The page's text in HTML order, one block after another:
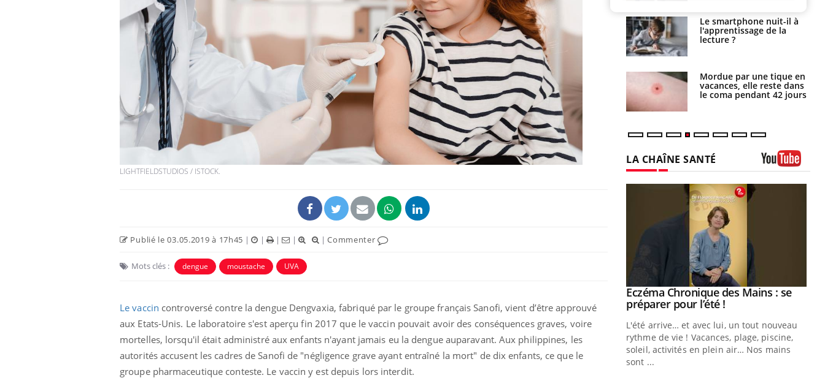
LIGHTFIELDSTUDIOS / ISTOCK.
Publié le 03.05.2019 à 17h45 | | | | |Commenter
Mots clés : dengue moustache UVA
Le vaccin controversé contre la dengue Dengvaxia, fabriqué par le groupe français Sanofi, vient d’être approuvé
aux Etats-Unis. Le laboratoire s'est aperçu fin 2017 que le vaccin pouvait avoir des conséquences graves, voire
mortelles, lorsqu'il était administré aux enfants n'ayant jamais eu la dengue auparavant. Aux philippines, les
autorités accusent les cadres de Sanofi de "négligence grave ayant entraîné la mort" de dix enfants, ce que le
groupe pharmaceutique conteste. Le vaccin y est depuis lors interdit.
Les médicaments GLP-1
protègent-ils aussi les os
?
Cytomégalovirus : ce qui
change dans la prise en
charge des femmes
enceintes
VIH : la fin du comprimé
tous les jours se profile-t-
elle enfin ?
Pourquoi votre ventre
gâche-t-il les premiers
jours de vos vacances ?
Le Viagra pourrait-il
freiner la propagation du
cancer ?
Pourquoi manger moins
de protéines pourrait
finalement être bénéfique
Le smartphone nuit-il à
l'apprentissage de la
lecture ?
Mordue par une tique en
vacances, elle reste dans
le coma pendant 42 jours
LA CHAÎNE SANTÉ
expliquer ma maladieYoutube
Il y a des sujets qui sont faciles à aborder...
d'autres non ! D'un côté, poser des
questions sur la maladie d'un proche c'est
prévenirYoutube
Fatigue, irritabilité, brouillard mental ou
même alopécie… Les symptômes de la
carence en fer sont multiples ce qui la rend
...
osait en parler??Youtube
En 2026, l'insuline dans le diabète de type 2
reste entourée d'idées reçues chez les
patients comme parfois chez les soignants.
Youtube
Eczéma Chronique des Mains : se
préparer pour l’été !Youtube
L'été arrive… et avec lui, un tout nouveau
rythme de vie ! Vacances, plage, piscine,
soleil, activités en plein air… Nos mains
sont ...